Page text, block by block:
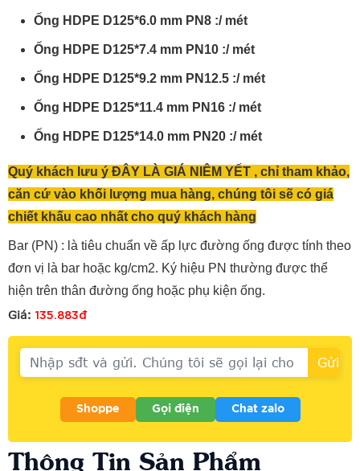
Ống HDPE D125*6.0 mm PN8 :/ mét
Ống HDPE D125*7.4 mm PN10 :/ mét
Ống HDPE D125*9.2 mm PN12.5 :/ mét
Ống HDPE D125*11.4 mm PN16 :/ mét
Ống HDPE D125*14.0 mm PN20 :/ mét
Quý khách lưu ý ĐÂY LÀ GIÁ NIÊM YẾT , chỉ tham khảo,
căn cứ vào khối lượng mua hàng, chúng tôi sẽ có giá
chiết khấu cao nhất cho quý khách hàng
Bar (PN) : là tiêu chuẩn về ấp lực đường ống được tính theo
đơn vị là bar hoặc kg/cm2. Ký hiệu PN thường được thể
hiện trên thân đường ống hoặc phụ kiện ống.
Giá: 135.883đ
Shoppe Gọi điện Chat zalo
Thông Tin Sản Phẩm